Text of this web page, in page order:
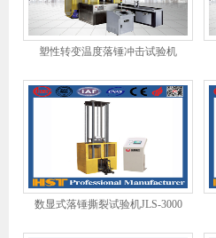
塑性转变温度落锤冲击试验机
数显式落锤撕裂试验机JLS-3000